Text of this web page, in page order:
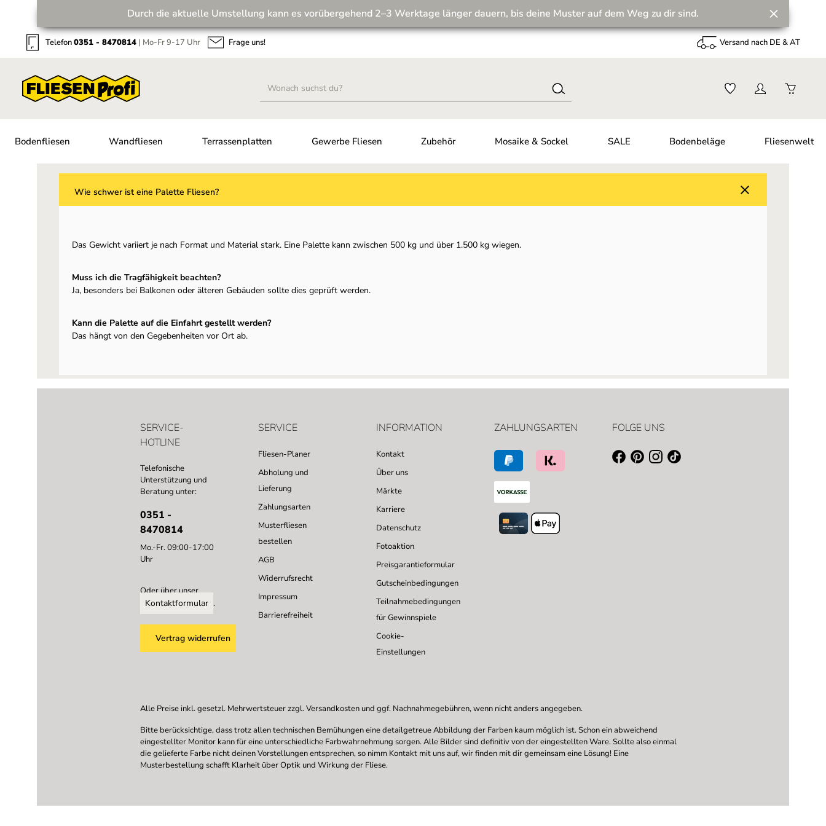
Zur Hauptnavigation springen
Wir machen unseren Musterversand fit für die Zukunft! 💪
Durch die aktuelle Umstellung kann es vorübergehend 2–3 Werktage länger dauern, bis deine Muster auf dem Weg zu dir sind.
Telefon0351 - 8470814 | Mo-Fr 9-17 Uhr Frage uns! Versand nach DE & AT
Bodenfliesen Wandfliesen Terrassenplatten Gewerbe Fliesen Zubehör Mosaike & Sockel SALE Bodenbeläge Fliesenwelt
Wie schwer ist eine Palette Fliesen?
Das Gewicht variiert je nach Format und Material stark. Eine Palette kann zwischen 500 kg und über 1.500 kg wiegen.
Muss ich die Tragfähigkeit beachten?
Ja, besonders bei Balkonen oder älteren Gebäuden sollte dies geprüft werden.
Kann die Palette auf die Einfahrt gestellt werden?
Das hängt von den Gegebenheiten vor Ort ab.
SERVICE-
HOTLINE
Telefonische
Unterstützung und
Beratung unter:
0351 -
8470814
Mo.-Fr. 09:00-17:00
Uhr
Oder über unser
Kontaktformular .
Vertrag widerrufen
SERVICE
Fliesen-Planer
Abholung und
Lieferung
Zahlungsarten
Musterfliesen
bestellen
AGB
Widerrufsrecht
Impressum
Barrierefreiheit
INFORMATION
Kontakt
Über uns
Märkte
Karriere
Datenschutz
Fotoaktion
Preisgarantieformular
Gutscheinbedingungen
Teilnahmebedingungen
für Gewinnspiele
Cookie-
Einstellungen
ZAHLUNGSARTEN FOLGE UNS
Alle Preise inkl. gesetzl. Mehrwertsteuer zzgl.Versandkosten und ggf. Nachnahmegebühren, wenn nicht anders angegeben.
Bitte berücksichtige, dass trotz allen technischen Bemühungen eine detailgetreue Abbildung der Farben kaum möglich ist. Schon ein abweichend
eingestellter Monitor kann für eine unterschiedliche Farbwahrnehmung sorgen. Alle Bilder sind definitiv von der eingestellten Ware. Sollte also einmal
die gelieferte Farbe nicht deinen Vorstellungen entsprechen, so nimm Kontakt mit uns auf, wir finden mit dir gemeinsam eine Lösung! Eine
Musterbestellung schafft Klarheit über Optik und Wirkung der Fliese.